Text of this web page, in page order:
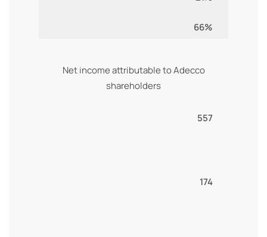
66%
Net income attributable to Adecco
shareholders
557
174